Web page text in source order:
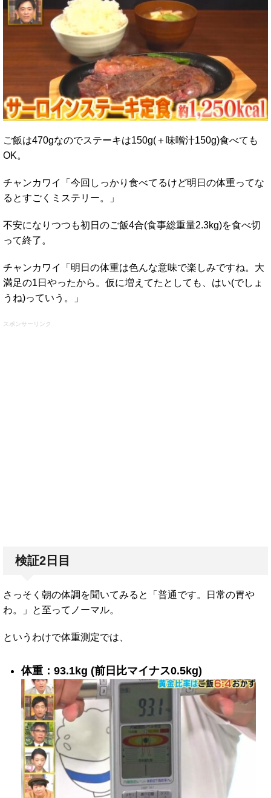
ご飯は470gなのでステーキは150g(＋味噌汁150g)食べても
OK。
チャンカワイ「今回しっかり食べてるけど明日の体重ってな
るとすごくミステリー。」
不安になりつつも初日のご飯4合(食事総重量2.3kg)を食べ切
って終了。
チャンカワイ「明日の体重は色んな意味で楽しみですね。大
満足の1日やったから。仮に増えてたとしても、はい(でしょ
うね)っていう。」
スポンサーリンク
検証2日目
さっそく朝の体調を聞いてみると「普通です。日常の胃や
わ。」と至ってノーマル。
というわけで体重測定では、
体重：93.1kg (前日比マイナス0.5kg)